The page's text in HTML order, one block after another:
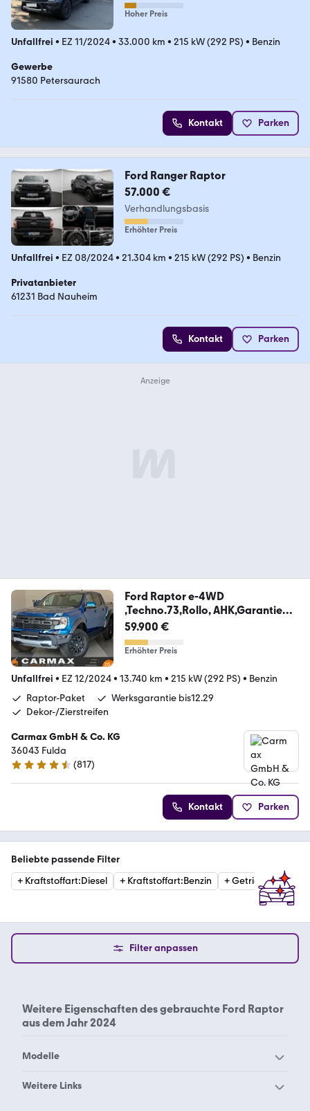
Hoher Preis
Unfallfrei • EZ 11/2024• 33.000 km • 215 kW (292 PS) • Benzin
Gewerbe
91580 Petersaurach
Kontakt Parken
Ford Ranger Raptor
57.000 €
Verhandlungsbasis
Erhöhter Preis
Unfallfrei • EZ 08/2024• 21.304 km • 215 kW (292 PS) • Benzin
Privatanbieter
61231 Bad Nauheim
Kontakt Parken
Ford Raptor e-4WD
,Techno.73,Rollo, AHK,Garantie
2029
59.900 €
Erhöhter Preis
Unfallfrei • EZ 12/2024• 13.740 km • 215 kW (292 PS) • Benzin
Raptor-Paket
Werksgarantie bis12.29
Dekor-/Zierstreifen
Carmax GmbH & Co. KG
36043 Fulda
4.6 Sterne
(817)
Kontakt Parken
Beliebte passende Filter
+ Kraftstoffart:Diesel + Kraftstoffart:Benzin +Getriebe:
Filter anpassen
Weitere Eigenschaften desgebrauchte Ford Raptor
aus dem Jahr 2024
Modelle
Ford Aerostar
Weitere Links